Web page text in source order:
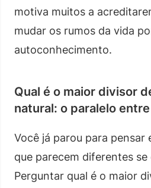
motiva muitos a
mudar os rumos da vida
autoconhecimento.
Qual é o maior divisor
natural: o paralelo
Você já parou para pensar
que parecem diferentes
Perguntar qual é o maior